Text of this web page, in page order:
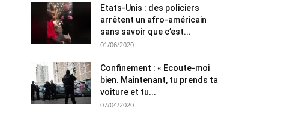
Etats-Unis : des policiers
arrêtent un afro-américain
sans savoir que c’est...
01/06/2020
Confinement : « Ecoute-moi
bien. Maintenant, tu prends ta
voiture et tu...
07/04/2020